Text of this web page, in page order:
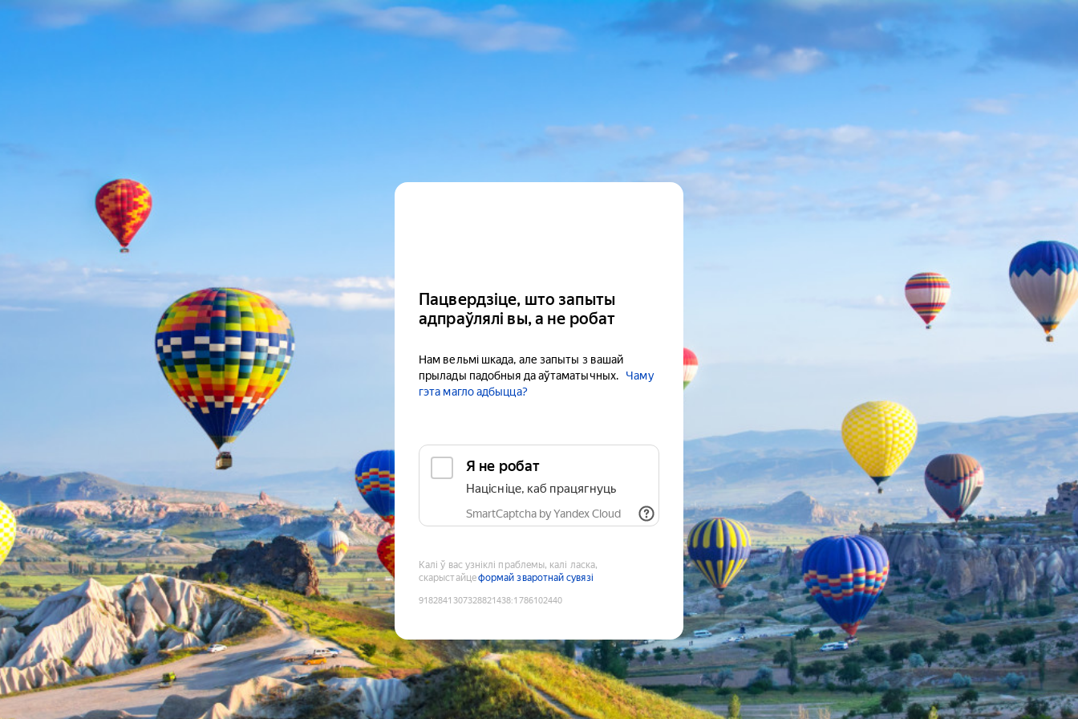
Пацвердзіце, што запыты
адпраўлялі вы, а не робат
Нам вельмі шкада, але запыты з вашай
прылады падобныя да аўтаматычных.
Чаму
гэта магло адбыцца?
Я не робат
Націсніце, каб працягнуць
SmartCaptcha by Yandex Cloud
Калі ў вас узніклі праблемы, калі ласка,
скарыстайцеформай зваротнай сувязі
9182841307328821438:1786102440